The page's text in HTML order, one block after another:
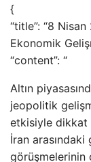
{
“title”: “8
Ekonomik
“content”: “
Altın
jeopolitik
etkisiyle dikkat
İran
görüşmelerinin